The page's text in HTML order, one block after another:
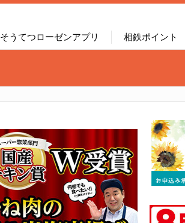
そうてつローゼンアプリ 相鉄ポイント